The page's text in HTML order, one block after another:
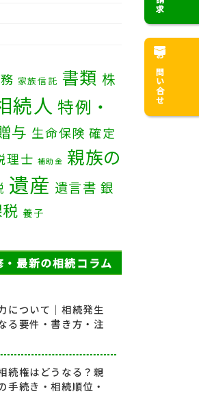
家族信託 書類 株
続人 特例・
与 生命保険 確定
理士 補助金 親族の
遺産 遺言書 銀
養子
最新の相続コラム
について｜相続発生
る要件・書き方・注
続権はどうなる？親
手続き・相続順位・
お問い合せ